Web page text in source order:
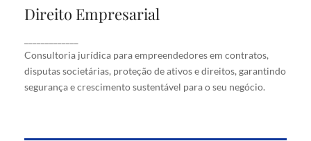
Direito Empresarial
Consultoria jurídica para empreendedores em contratos,
disputas societárias, proteção de ativos e direitos, garantindo
segurança e crescimento sustentável para o seu negócio.
Direito Empresarial
contratos, disputas societárias, proteção de ativos
e direitos, garantindo segurança e crescimento
sustentável para o seu negócio.